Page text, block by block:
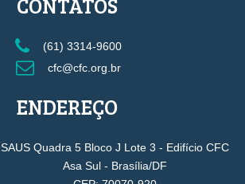
(61) 3314-9600
cfc@cfc.org.br
ENDEREÇO
SAUS Quadra 5 Bloco J Lote 3 - Edifício CFC
Asa Sul - Brasília/DF